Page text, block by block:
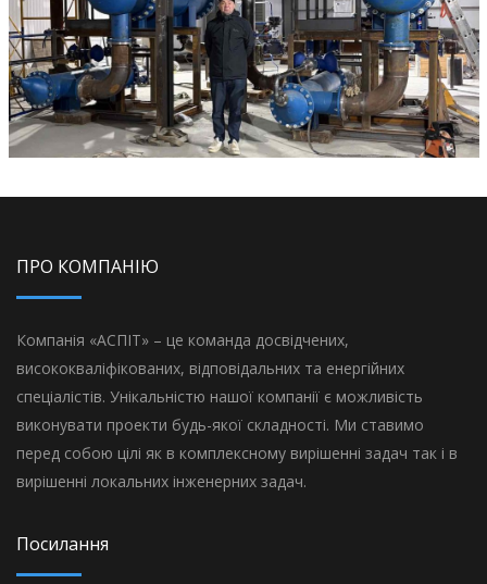
ПРО КОМПАНІЮ
Компанія «АСПІТ» – це команда досвідчених,
висококваліфікованих, відповідальних та енергійних
спеціалістів. Унікальністю нашої компанії є можливість
виконувати проекти будь-якої складності. Ми ставимо
перед собою цілі як в комплексному вирішенні задач так і в
вирішенні локальних інженерних задач.
Посилання